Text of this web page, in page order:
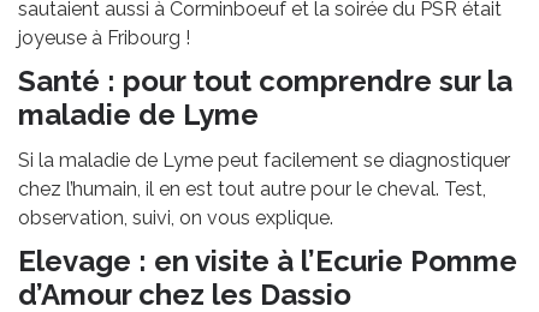
sautaient aussi à Corminboeuf et la soirée du PSR était
joyeuse à Fribourg !
Santé : pour tout comprendre sur la
maladie de Lyme
Si la maladie de Lyme peut facilement se diagnostiquer
chez l’humain, il en est tout autre pour le cheval. Test,
observation, suivi, on vous explique.
Elevage : en visite à l’Ecurie Pomme
d’Amour chez les Dassio